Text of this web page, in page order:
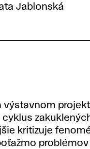
Jablonská
výstavnom
kritizuje